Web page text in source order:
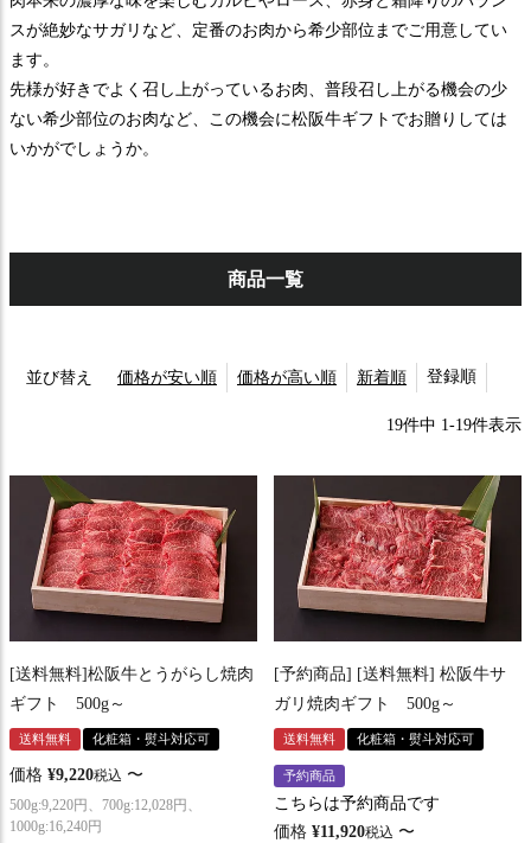
スが絶妙なサガリなど、定番のお肉から希少部位までご用意してい
ます。
先様が好きでよく召し上がっているお肉、普段召し上がる機会の少
ない希少部位のお肉など、この機会に松阪牛ギフトでお贈りしては
いかがでしょうか。
商品一覧
並び替え 価格が安い順 価格が高い順 新着順 登録順
19件中 1-19件表示
[送料無料]松阪牛とうがらし焼肉
ギフト 500g～
送料無料 化粧箱・熨斗対応可
価格 ¥9,220税込 〜
500g:9,220円、700g:12,028円、
1000g:16,240円
[予約商品] [送料無料] 松阪牛サ
ガリ焼肉ギフト 500g～
送料無料 化粧箱・熨斗対応可
予約商品
こちらは予約商品です
価格 ¥11,920税込 〜